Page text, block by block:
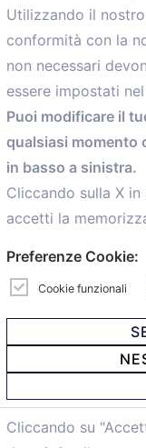
Menù
Home
Servizi
Convenzioni
Voce delle
Informazioni Ex
News
personalCaf
© 2021
Via Papini, 18 -
Privacy e Cookie
Utilizzando il
conformità con la
non necessari
essere impostati
Puoi modificare il
qualsiasi momento
in basso a sinistra.
Cliccando sulla X
accetti la
Preferenze Cookie:
Cookie funzionali
Cliccando su